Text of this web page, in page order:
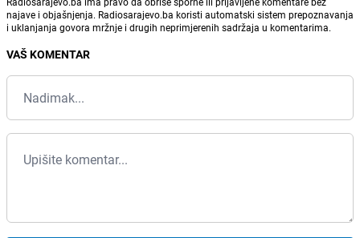
najave i objašnjenja. Radiosarajevo.ba koristi automatski sistem prepoznavanja
i uklanjanja govora mržnje i drugih neprimjerenih sadržaja u komentarima.
VAŠ KOMENTAR